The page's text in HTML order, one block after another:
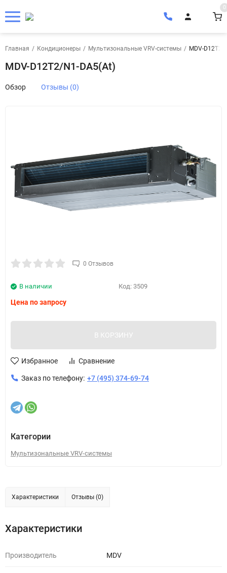
0
Главная / Кондиционеры / Мультизональные VRV-системы / MDV-D12T2/
MDV-D12T2/N1-DA5(At)
Обзор Отзывы (0)
0 Отзывов
Код: 3509
В наличии
Цена по запросу
В КОРЗИНУ
Избранное Сравнение
Заказ по телефону: +7 (495) 374-69-74
Категории
Мультизональные VRV-системы
Характеристики Отзывы (0)
Характеристики
Производитель MDV